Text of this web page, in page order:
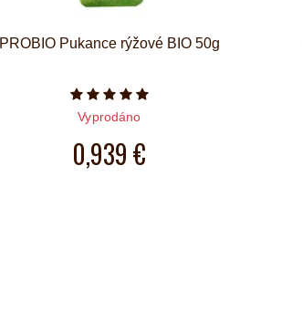
PROBIO Pukance rýžové BIO 50g
Počet hvězdiček je 5 z 5
Vyprodáno
0,939 €